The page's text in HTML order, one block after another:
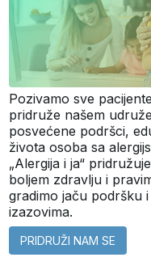
Pozivamo sve
pridruže našem
posvećene podršci,
života osoba sa
„Alergija i ja“
boljem zdravlju i
gradimo jaču podršku
izazovima.
PRIDRUŽI NAM SE